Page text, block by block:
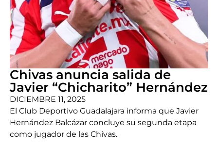
Chivas anuncia salida de
Javier “Chicharito” Hernández
DICIEMBRE 11, 2025
El Club Deportivo Guadalajara informa que Javier
Hernández Balcázar concluye su segunda etapa
como jugador de las Chivas.